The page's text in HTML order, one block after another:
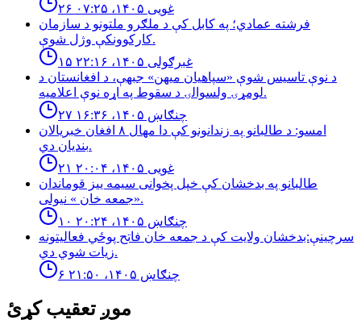
۲۶ غویی ۱۴۰۵، ۰۷:۲۵
فرشته عمادي؛ په کابل کې د ملګرو ملتونو د سازمان
کارکوونکې وژل شوې.
۱۵ غبرګولی ۱۴۰۵، ۲۲:۱۶
د نوې تاسیس شوې «سپاهیان میهن» جبهې، د افغانستان د
لومړۍ ولسوالۍ د سقوط په اړه نوې اعلامیه.
۲۷ چنګاښ ۱۴۰۵، ۱۶:۳۶
امسو: د طالبانو په زندانونو كې دا مهال ٨ افغان خبريالان
بنديان دي.
۲۱ غویی ۱۴۰۵، ۲۰:۰۴
طالبانو په بدخشان كې خپل پخوانى سيمه ييز قوماندان
«جمعه خان » نيولى.
۱۰ چنګاښ ۱۴۰۵، ۲۰:۲۴
سرچینې:بدخشان ولایت کې د جمعه خان فاتح پوځي فعالیتونه
زیات شوي دي.
۶ چنګاښ ۱۴۰۵، ۲۱:۵۰
موږ تعقیب کړئ